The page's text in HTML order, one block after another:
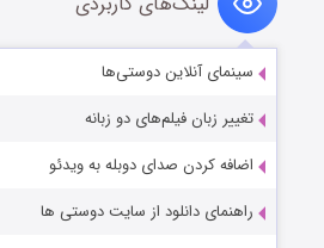
سینمای آنلاین دوستی‌ها
تغییر زبان فیلم‌های دو زبانه
اضافه کردن صدای دوبله به ویدئو
راهنمای دانلود از سایت دوستی ها